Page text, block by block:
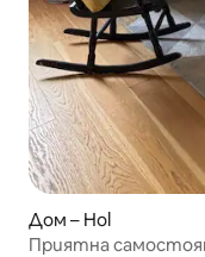
Дом – Hol
Приятна